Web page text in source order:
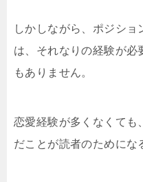
しかしながら、ポジショ
は、それなりの経験が必
もありません。
恋愛経験が多くなくても
だことが読者のためにな